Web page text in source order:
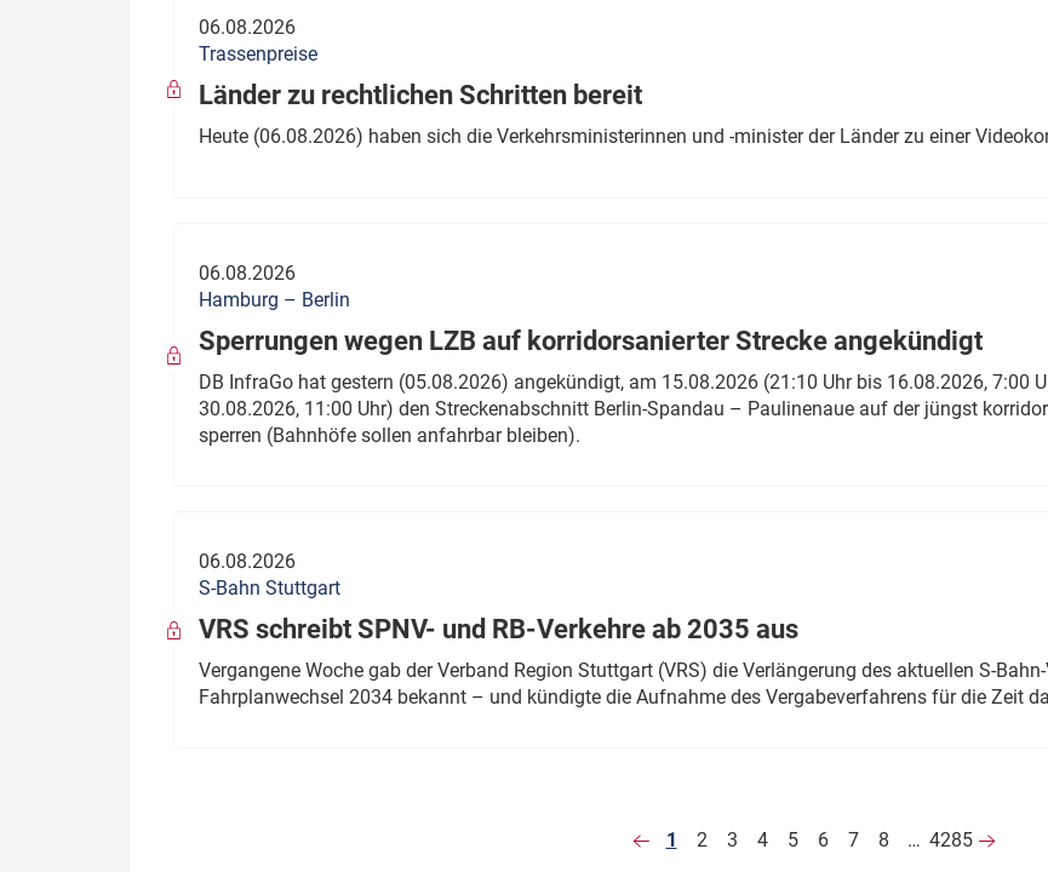
06.08.2026
Trassenpreise
Länder zu rechtlichen Schritten bereit
Heute (06.08.2026) haben sich die Verkehrsministerinnen und -minister der Länder zu einer
06.08.2026
Hamburg – Berlin
Sperrungen wegen LZB auf korridorsanierter Strecke angekündigt
DB InfraGo hat gestern (05.08.2026) angekündigt, am 15.08.2026 (21:10 Uhr bis 16.08.2026, 7:00
30.08.2026, 11:00 Uhr) den Streckenabschnitt Berlin-Spandau – Paulinenaue auf der jüngst
sperren (Bahnhöfe sollen anfahrbar bleiben).
06.08.2026
S-Bahn Stuttgart
VRS schreibt SPNV- und RB-Verkehre ab 2035 aus
Vergangene Woche gab der Verband Region Stuttgart (VRS) die Verlängerung des aktuellen S-
Fahrplanwechsel 2034 bekannt – und kündigte die Aufnahme des Vergabeverfahrens für die Zeit
1 2 3 4 5 6 7 8 … 4285